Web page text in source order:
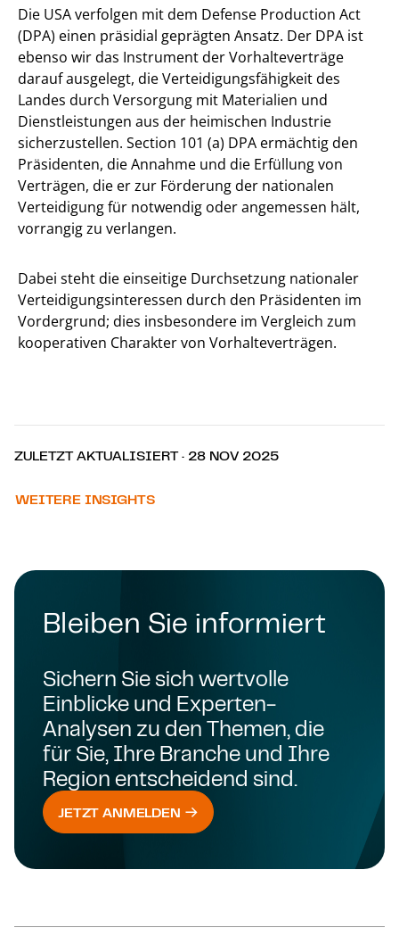
Die USA verfolgen mit dem Defense Production Act
(DPA) einen präsidial geprägten Ansatz. Der DPA ist
ebenso wir das Instrument der Vorhalteverträge
darauf ausgelegt, die Verteidigungsfähigkeit des
Landes durch Versorgung mit Materialien und
Dienstleistungen aus der heimischen Industrie
sicherzustellen. Section 101 (a) DPA ermächtig den
Präsidenten, die Annahme und die Erfüllung von
Verträgen, die er zur Förderung der nationalen
Verteidigung für notwendig oder angemessen hält,
vorrangig zu verlangen.
Dabei steht die einseitige Durchsetzung nationaler
Verteidigungsinteressen durch den Präsidenten im
Vordergrund; dies insbesondere im Vergleich zum
kooperativen Charakter von Vorhalteverträgen.
ZULETZT AKTUALISIERT · 28 NOV 2025
WEITERE INSIGHTS
Bleiben Sie informiert
Sichern Sie sich wertvolle
Einblicke und Experten-
Analysen zu den Themen, die
für Sie, Ihre Branche und Ihre
Region entscheidend sind.
JETZT ANMELDEN